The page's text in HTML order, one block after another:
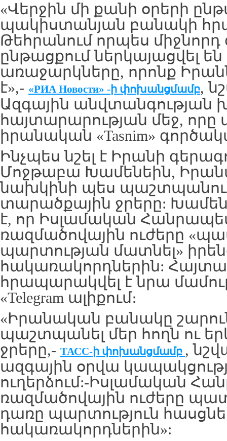
«Վերջին մի քանի օրերի
պակիստանյան բանակի
Թեհրանում որպես միջնորդ
ընթացքում ներկայացվել
առաջարկները, որոնք
է»,- «РИА Новости» -ի փոխանցմամբ,
Ազգային անվտանգության
հայտարարության մեջ, որը
իրանական «Tasnim»
Ինչպես նշել է Իրանի
Մոջթաբա Խամենեին,
նախկինի պես պաշտպանում
տարածքային ջրերը:
է, որ Իսլամական
ռազմածովային ուժերը
պարտության մատնել»
հակառակորդներին:
հրապարակվել է նրա
«Telegram ալիքում։
«Իրանական բանակը
պաշտպանել մեր հողն ու
ջրերը,- ТАСС-ի փոխանցմամբ ,
ազգային օրվա
ուղերձում:-Իսլամական
ռազմածովային ուժերը
դառը պարտություն
հակառակորդներին»: